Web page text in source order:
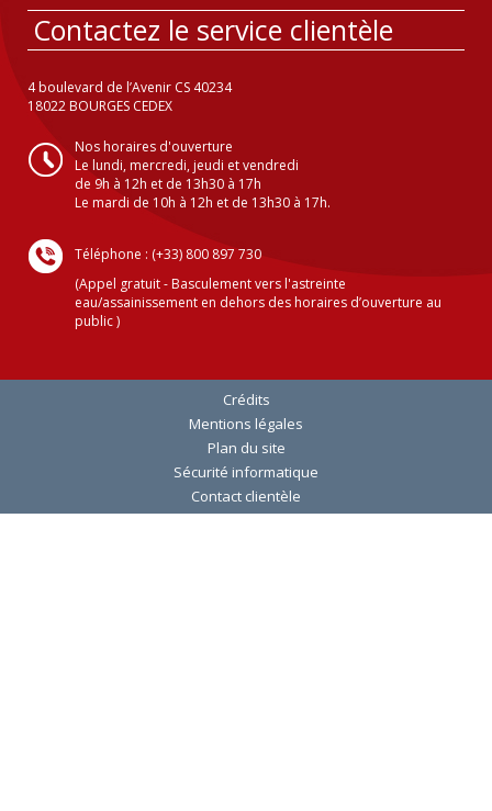
Contactez le service clientèle
4 boulevard de l’Avenir CS 40234
18022 BOURGES CEDEX
Nos horaires d'ouverture
Le lundi, mercredi, jeudi et vendredi
de 9h à 12h et de 13h30 à 17h
Le mardi de 10h à 12h et de 13h30 à 17h.
Téléphone : (+33) 800 897 730
(Appel gratuit - Basculement vers l'astreinte
eau/assainissement en dehors des horaires d’ouverture au
public )
Crédits
Mentions légales
Plan du site
Sécurité informatique
Contact clientèle